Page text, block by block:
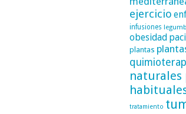
ejercicio
infusiones
obesidad
plantas
naturales
tratamiento